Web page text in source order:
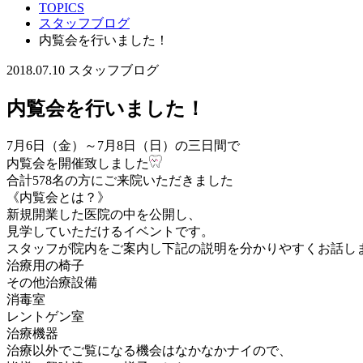
TOPICS
スタッフブログ
内覧会を行いました！
2018.07.10 スタッフブログ
内覧会を行いました！
7月6日（金）～7月8日（日）の三日間で
内覧会を開催致しました
合計578名の方にご来院いただきました
《内覧会とは？》
新規開業した医院の中を公開し、
見学していただけるイベントです。
スタッフが院内をご案内し下記の説明を分かりやすくお話し
治療用の椅子
その他治療設備
消毒室
レントゲン室
治療機器
治療以外でご覧になる機会はなかなかナイので、